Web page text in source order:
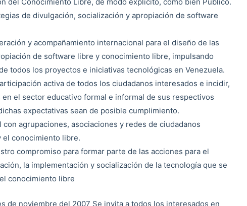
de divulgación, socialización y apropiación de software
y acompañamiento internacional para el diseño de las
de software libre y conocimiento libre, impulsando
todos los proyectos e iniciativas tecnológicas en Venezuela.
activa de todos los ciudadanos interesados e incidir,
el sector educativo formal e informal de sus respectivos
expectativas sean de posible cumplimiento.
agrupaciones, asociaciones y redes de ciudadanos
el conocimiento libre.
compromiso para formar parte de las acciones para el
la implementación y socialización de la tecnología que se
conocimiento libre
de noviembre del 2007 Se invita a todos los interesados en